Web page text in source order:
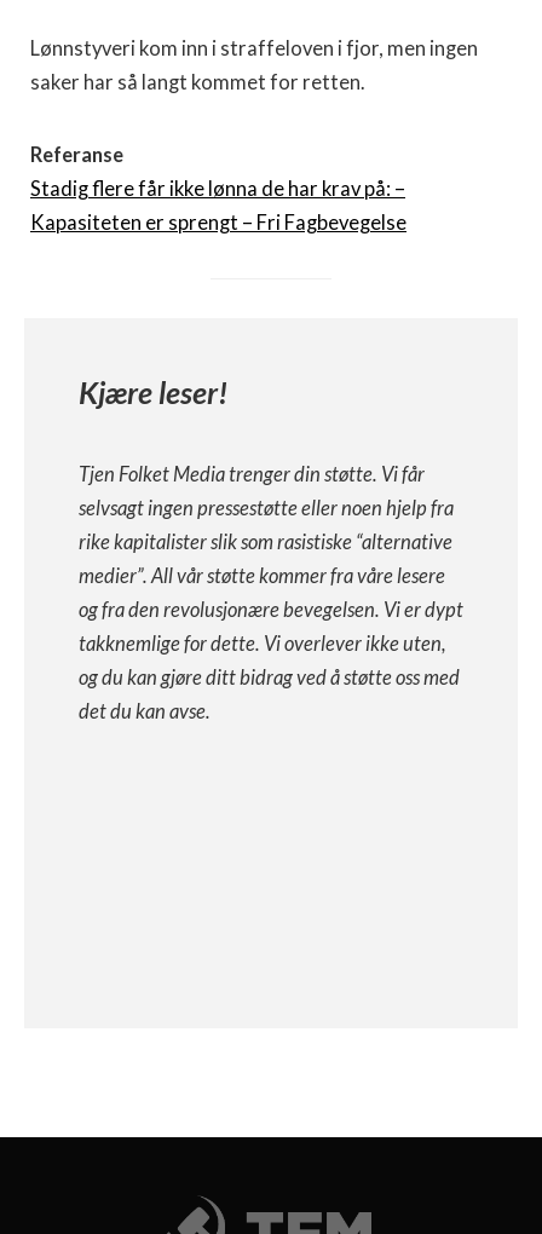
Lønnstyveri kom inn i straffeloven i fjor, men ingen
saker har så langt kommet for retten.
Referanse
Stadig flere får ikke lønna de har krav på: –
Kapasiteten er sprengt – Fri Fagbevegelse
Kjære leser!
Tjen Folket Media trenger din støtte. Vi får
selvsagt ingen pressestøtte eller noen hjelp fra
rike kapitalister slik som rasistiske “alternative
medier”. All vår støtte kommer fra våre lesere
og fra den revolusjonære bevegelsen. Vi er dypt
takknemlige for dette. Vi overlever ikke uten,
og du kan gjøre ditt bidrag ved å støtte oss med
det du kan avse.